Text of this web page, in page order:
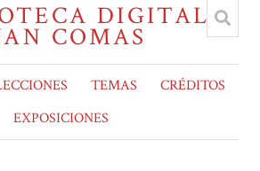
TEMAS
CRÉDITOS
EXPOSICIONES